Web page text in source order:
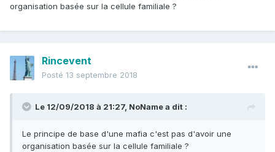
organisation basée sur la cellule familiale ?
Rincevent
Posté 13 septembre 2018
Le 12/09/2018 à 21:27, NoNamea dit :
Le principe de base d'une mafia c'est pas d'avoir une
organisation basée sur la cellule familiale ?